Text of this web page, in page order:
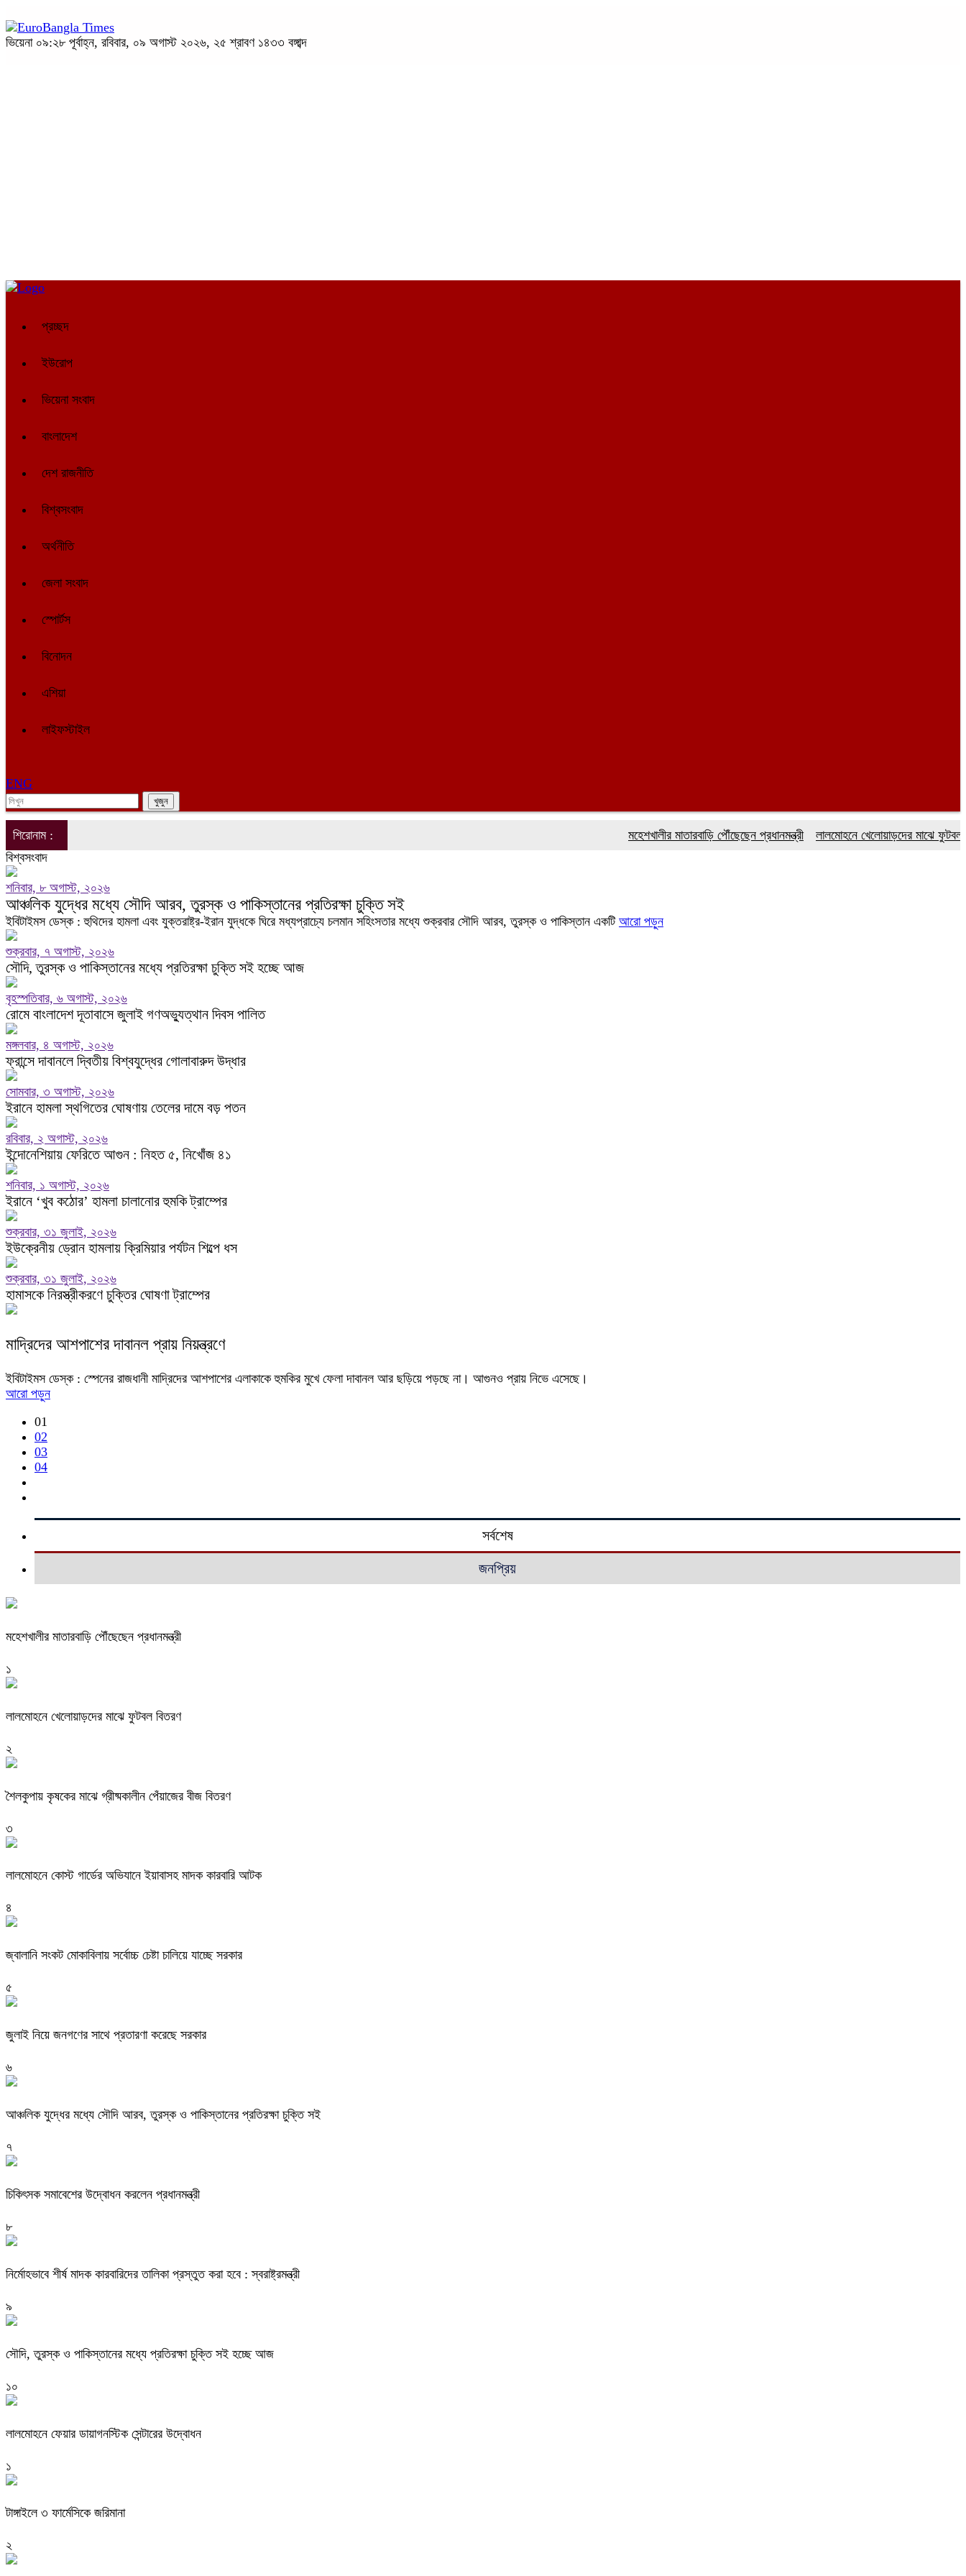
ভিয়েনা ০৯:২৮ পূর্বাহ্ন, রবিবার, ০৯ অগাস্ট ২০২৬, ২৫ শ্রাবণ ১৪৩৩ বঙ্গাব্দ
প্রচ্ছদ
ইউরোপ
ভিয়েনা সংবাদ
বাংলাদেশ
দেশ রাজনীতি
বিশ্বসংবাদ
অর্থনীতি
জেলা সংবাদ
স্পোর্টস
বিনোদন
এশিয়া
লাইফস্টাইল
ENG
শিরোনাম : মহেশখালীর মাতারবাড়ি পৌঁছেছেন প্রধানমন্ত্রী
লালমোহনে খেলোয়াড়দের মাঝে ফুটবল বিতরণ
বিশ্বসংবাদ
শনিবার, ৮ অগাস্ট, ২০২৬
আঞ্চলিক যুদ্ধের মধ্যে সৌদি আরব, তুরস্ক ও পাকিস্তানের প্রতিরক্ষা চুক্তি সই
ইবিটাইমস ডেস্ক : হুথিদের হামলা এবং যুক্তরাষ্ট্র-ইরান যুদ্ধকে ঘিরে মধ্যপ্রাচ্যে চলমান সহিংসতার মধ্যে শুক্রবার সৌদি আরব, তুরস্ক ও পাকিস্তান একটি আরো পড়ুন
শুক্রবার, ৭ অগাস্ট, ২০২৬
সৌদি, তুরস্ক ও পাকিস্তানের মধ্যে প্রতিরক্ষা চুক্তি সই হচ্ছে আজ
বৃহস্পতিবার, ৬ অগাস্ট, ২০২৬
রোমে বাংলাদেশ দূতাবাসে জুলাই গণঅভ্যুত্থান দিবস পালিত
মঙ্গলবার, ৪ অগাস্ট, ২০২৬
ফ্রান্সে দাবানলে দ্বিতীয় বিশ্বযুদ্ধের গোলাবারুদ উদ্ধার
সোমবার, ৩ অগাস্ট, ২০২৬
ইরানে হামলা স্থগিতের ঘোষণায় তেলের দামে বড় পতন
রবিবার, ২ অগাস্ট, ২০২৬
ইন্দোনেশিয়ায় ফেরিতে আগুন : নিহত ৫, নিখোঁজ ৪১
শনিবার, ১ অগাস্ট, ২০২৬
ইরানে ‘খুব কঠোর’ হামলা চালানোর হুমকি ট্রাম্পের
শুক্রবার, ৩১ জুলাই, ২০২৬
ইউক্রেনীয় ড্রোন হামলায় ক্রিমিয়ার পর্যটন শিল্পে ধস
শুক্রবার, ৩১ জুলাই, ২০২৬
হামাসকে নিরস্ত্রীকরণে চুক্তির ঘোষণা ট্রাম্পের
মাদ্রিদের আশপাশের দাবানল প্রায় নিয়ন্ত্রণে
ইবিটাইমস ডেস্ক : স্পেনের রাজধানী মাদ্রিদের আশপাশের এলাকাকে হুমকির মুখে ফেলা দাবানল আর ছড়িয়ে পড়ছে না। আগুনও প্রায় নিভে এসেছে।
আরো পড়ুন
01
02
03
04
সর্বশেষ
জনপ্রিয়
মহেশখালীর মাতারবাড়ি পৌঁছেছেন প্রধানমন্ত্রী
১
লালমোহনে খেলোয়াড়দের মাঝে ফুটবল বিতরণ
২
শৈলকুপায় কৃষকের মাঝে গ্রীষ্মকালীন পেঁয়াজের বীজ বিতরণ
৩
লালমোহনে কোস্ট গার্ডের অভিযানে ইয়াবাসহ মাদক কারবারি আটক
৪
জ্বালানি সংকট মোকাবিলায় সর্বোচ্চ চেষ্টা চালিয়ে যাচ্ছে সরকার
৫
জুলাই নিয়ে জনগণের সাথে প্রতারণা করেছে সরকার
৬
আঞ্চলিক যুদ্ধের মধ্যে সৌদি আরব, তুরস্ক ও পাকিস্তানের প্রতিরক্ষা চুক্তি সই
৭
চিকিৎসক সমাবেশের উদ্বোধন করলেন প্রধানমন্ত্রী
৮
নির্মোহভাবে শীর্ষ মাদক কারবারিদের তালিকা প্রস্তুত করা হবে : স্বরাষ্ট্রমন্ত্রী
৯
সৌদি, তুরস্ক ও পাকিস্তানের মধ্যে প্রতিরক্ষা চুক্তি সই হচ্ছে আজ
১০
লালমোহনে ফেয়ার ডায়াগনস্টিক সেন্টারের উদ্বোধন
১
টাঙ্গাইলে ৩ ফার্মেসিকে জরিমানা
২